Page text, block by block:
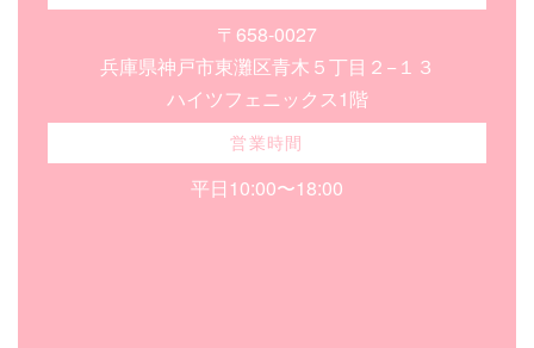
〒658-0027
兵庫県神戸市東灘区青木５丁目２−１３
ハイツフェニックス1階
営業時間
平日10:00〜18:00